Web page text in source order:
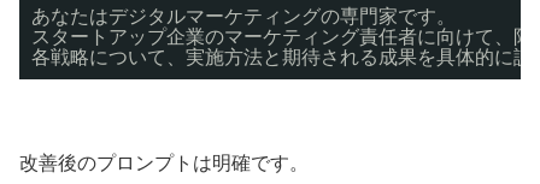
あなたはデジタルマーケティングの専門家です。
スタートアップ企業のマーケティング責任者に向けて、
各戦略について、実施方法と期待される成果を具体的に説
改善後のプロンプトは明確です。